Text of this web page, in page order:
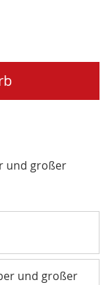
und großer
und großer